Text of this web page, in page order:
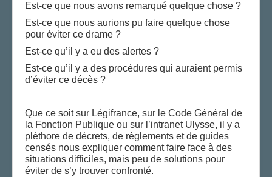
Est-ce que nous avons remarqué quelque chose ?
Est-ce que nous aurions pu faire quelque chose
pour éviter ce drame ?
Est-ce qu’il y a eu des alertes ?
Est-ce qu’il y a des procédures qui auraient permis
d’éviter ce décès ?
Que ce soit sur Légifrance, sur le Code Général de
la Fonction Publique ou sur l’intranet Ulysse, il y a
pléthore de décrets, de règlements et de guides
censés nous expliquer comment faire face à des
situations difficiles, mais peu de solutions pour
éviter de s’y trouver confronté.